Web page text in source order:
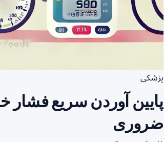
پزشکی
پایین آوردن سریع فشار
ضروری